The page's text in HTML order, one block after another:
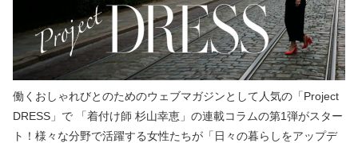
働くおしゃれびとのためのウェブマガジンとして人気の「Project
DRESS」で 「着付け師 杉山幸恵」の連載コラムの第1弾がスター
ト！様々な分野で活躍する女性たちが「日々の暮らしをアップデ